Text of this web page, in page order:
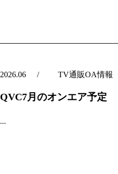
2026.06 TV通販OA情報
QVC7月のオンエア予定
...